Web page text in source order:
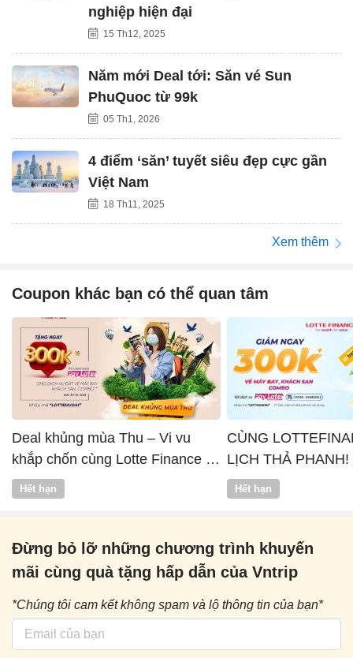
nghiệp hiện đại
15 Th12, 2025
Năm mới Deal tới: Săn vé Sun
PhuQuoc từ 99k
05 Th1, 2026
4 điểm ‘săn’ tuyết siêu đẹp cực gần
Việt Nam
18 Th11, 2025
Xem thêm
Coupon khác bạn có thể quan tâm
Deal khủng mùa Thu – Vi vu
khắp chốn cùng Lotte Finance x
Vntrip
Hết hạn
CÙNG
LỊCH THẢ PHANH!
Hết hạn
Đừng bỏ lỡ những chương trình khuyến
mãi cùng quà tặng hấp dẫn của Vntrip
*Chúng tôi cam kết không spam và lộ thông tin của bạn*